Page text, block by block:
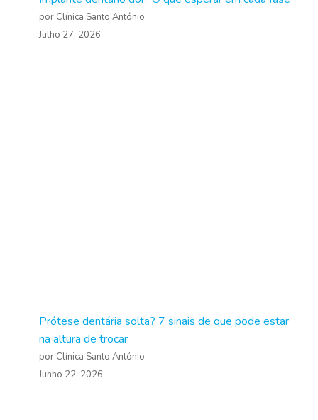
por Clínica Santo António
Julho 27, 2026
Prótese dentária solta? 7 sinais de que pode estar
na altura de trocar
por Clínica Santo António
Junho 22, 2026